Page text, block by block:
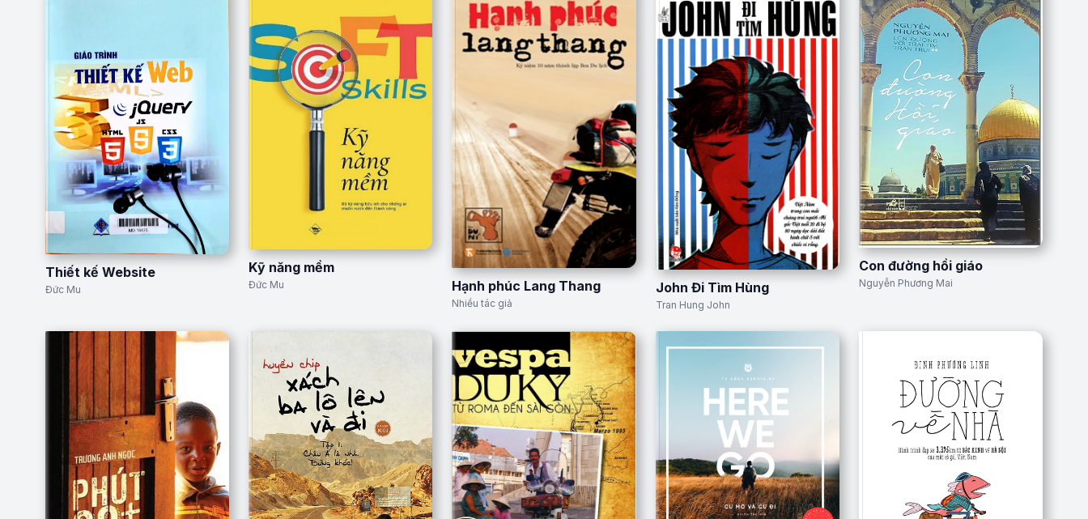
Thiết kế Website
Đức Mu
Kỹ năng mềm
Đức Mu Hạnh phúc Lang Thang
Nhiều tác giả
John Đi Tìm Hùng
Tran Hung John
Con đường hồi giáo
Nguyễn Phương Mai